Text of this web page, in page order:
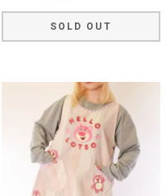
SOLD OUT